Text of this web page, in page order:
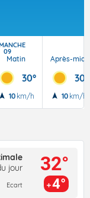
09
Matin
30°
10 km/h
Après-midi
30°
10 km/h
jour
Ecart
32°
4°